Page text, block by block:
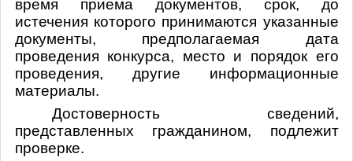
время приема документов, срок, до
истечения которого принимаются указанные
документы, предполагаемая дата
проведения конкурса, место и порядок его
проведения, другие информационные
материалы.
Достоверность сведений,
представленных гражданином, подлежит
проверке.